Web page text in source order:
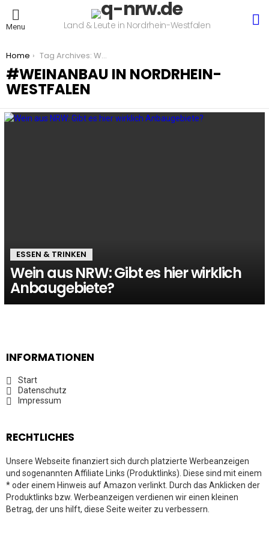
Menu Land & Leute in Nordrhein-Westfalen
You are here:
Home Tag Archives: Weinanbau in Nordrhein-Westfalen
WEINANBAU IN NORDRHEIN-
WESTFALEN
ESSEN & TRINKEN
Wein aus NRW: Gibt es hier wirklich
Anbaugebiete?
INFORMATIONEN
Start
Datenschutz
Impressum
RECHTLICHES
Unsere Webseite finanziert sich durch platzierte Werbeanzeigen
und sogenannten Affiliate Links (Produktlinks). Diese sind mit einem
* oder einem Hinweis auf Amazon verlinkt. Durch das Anklicken der
Produktlinks bzw. Werbeanzeigen verdienen wir einen kleinen
Betrag, der uns hilft, diese Seite weiter zu verbessern.